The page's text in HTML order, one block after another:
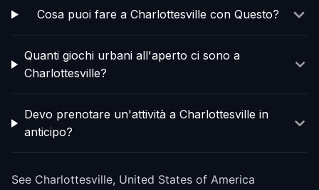
Cosa puoi fare a Charlottesville con Questo?
Quanti giochi urbani all'aperto ci sono a
Charlottesville?
Devo prenotare un'attività a Charlottesville in
anticipo?
See Charlottesville, United States of America